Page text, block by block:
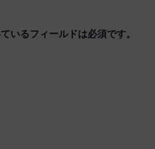
いるフィールドは必須です。